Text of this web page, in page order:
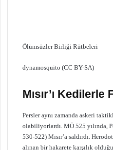
Ölümsüzler Birliği Rütbeleri
dynamosquito (CC BY-SA)
Mısır’ı
Persler aynı zamanda askeri
olabiliyorlardı. MÖ 525 yılında,
530-522) Mısır’a saldırdı.
alınan bir hakarete karşılık